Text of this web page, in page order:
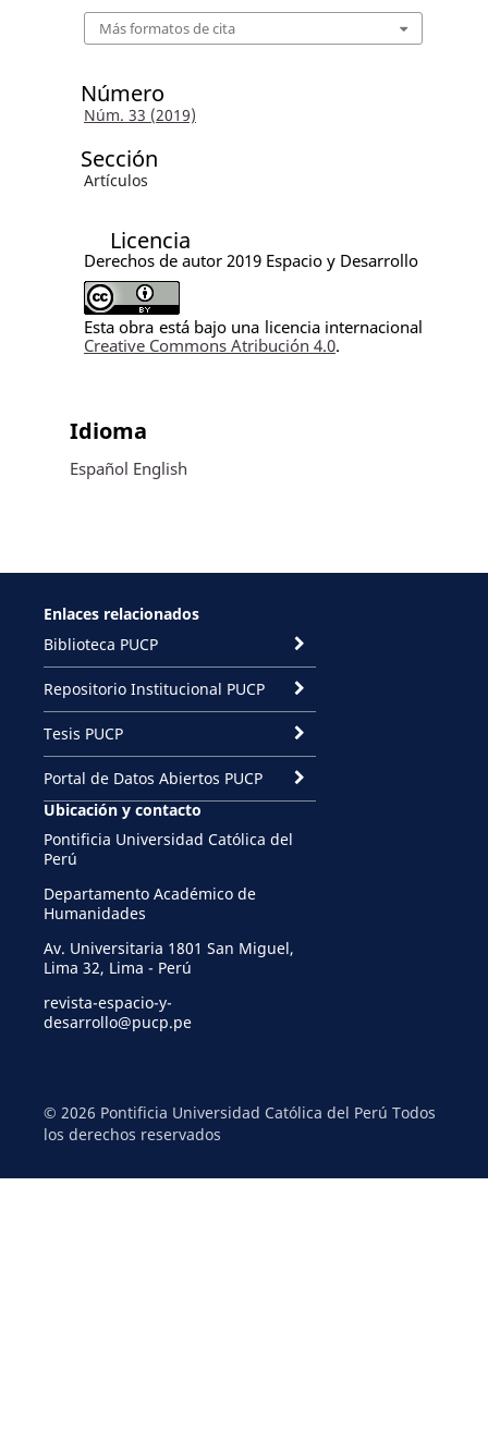
Más formatos de cita
Número
Núm. 33 (2019)
Sección
Artículos
Licencia
Derechos de autor 2019 Espacio y Desarrollo
Esta obra está bajo una licencia internacional
Creative Commons Atribución 4.0.
Idioma
Español English
Enlaces relacionados
Biblioteca PUCP
Repositorio Institucional PUCP
Tesis PUCP
Portal de Datos Abiertos PUCP
Ubicación y contacto
Pontificia Universidad Católica del
Perú
Departamento Académico de
Humanidades
Av. Universitaria 1801 San Miguel,
Lima 32, Lima - Perú
revista-espacio-y-
desarrollo@pucp.pe
© 2026 Pontificia Universidad Católica del Perú Todos
los derechos reservados